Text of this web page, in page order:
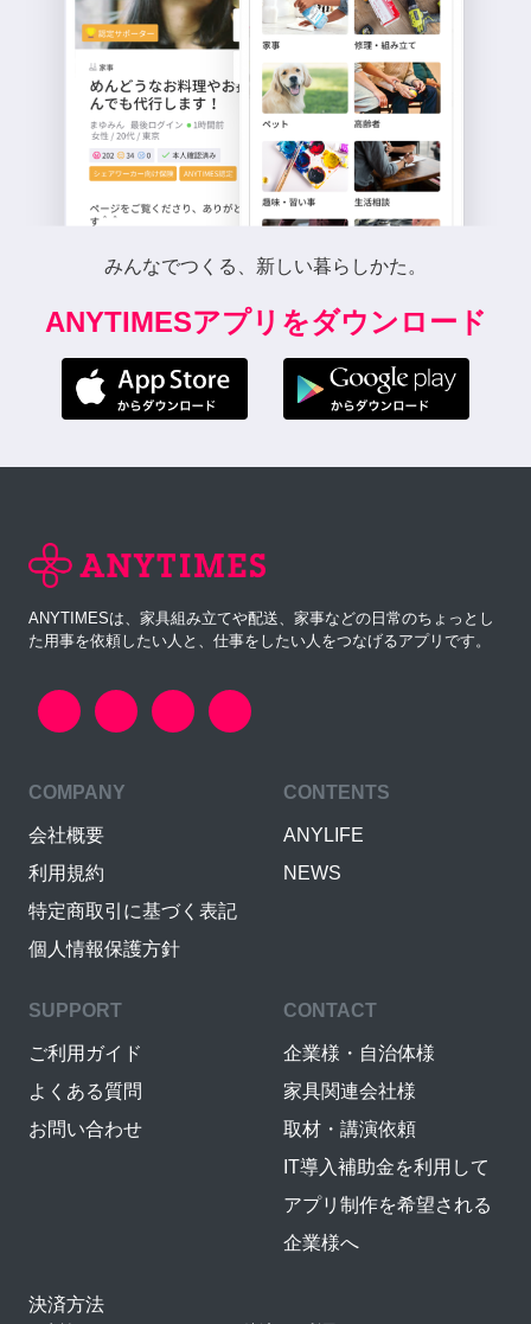
みんなでつくる、新しい暮らしかた。
ANYTIMESアプリをダウンロード
ANYTIMESは、家具組み立てや配送、家事などの日常のちょっとし
た用事を依頼したい人と、仕事をしたい人をつなげるアプリです。
COMPANY
会社概要
利用規約
特定商取引に基づく表記
個人情報保護方針
CONTENTS
ANYLIFE
NEWS
SUPPORT
ご利用ガイド
よくある質問
お問い合わせ
CONTACT
企業様・自治体様
家具関連会社様
取材・講演依頼
IT導入補助金を利用して
アプリ制作を希望される
企業様へ
決済方法